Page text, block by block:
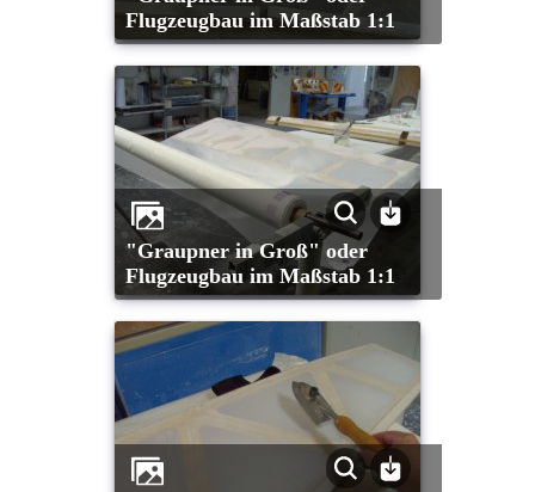
Flugzeugbau im Maßstab 1:1
"Graupner in Groß" oder
Flugzeugbau im Maßstab 1:1